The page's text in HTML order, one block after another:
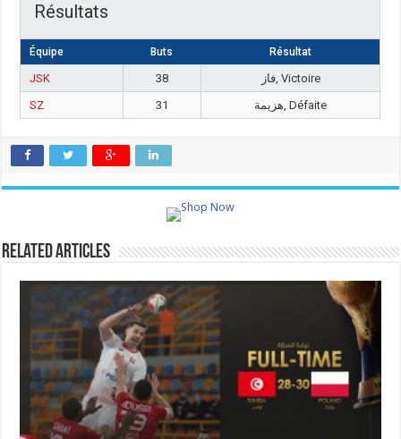
Résultats
Équipe Buts Résultat
JSK 38
فاز, Victoire
SZ
31 هزيمة, Défaite
Related Articles